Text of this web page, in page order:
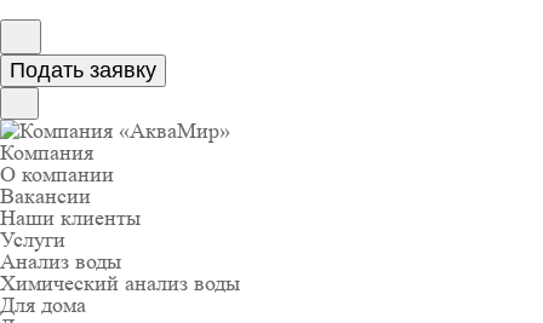
Подать заявку
Компания
О компании
Вакансии
Наши клиенты
Услуги
Анализ воды
Химический анализ воды
Для дома